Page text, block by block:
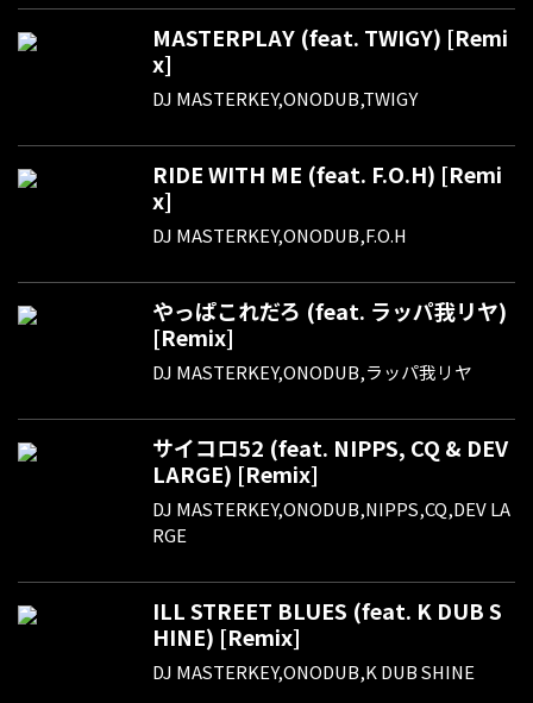
MASTERPLAY (feat. TWIGY) [Remi
x]
DJ MASTERKEY,ONODUB,TWIGY
RIDE WITH ME (feat. F.O.H) [Remi
x]
DJ MASTERKEY,ONODUB,F.O.H
やっぱこれだろ (feat. ラッパ我リヤ)
[Remix]
DJ MASTERKEY,ONODUB,ラッパ我リヤ
サイコロ52 (feat. NIPPS, CQ & DEV
LARGE) [Remix]
DJ MASTERKEY,ONODUB,NIPPS,CQ,DEV LA
RGE
ILL STREET BLUES (feat. K DUB S
HINE) [Remix]
DJ MASTERKEY,ONODUB,K DUB SHINE